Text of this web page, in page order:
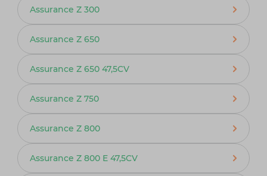
Assurance Z 300
Assurance Z 650
Assurance Z 650 47,5CV
Assurance Z 750
Assurance Z 800
Assurance Z 800 E 47,5CV